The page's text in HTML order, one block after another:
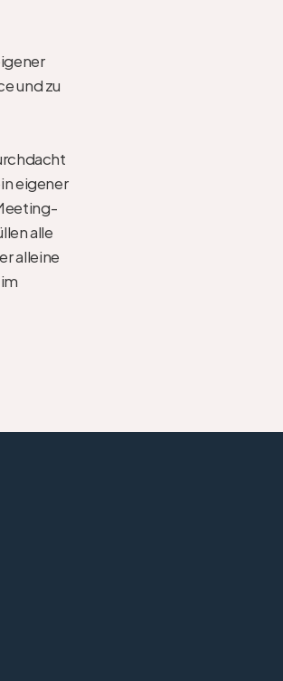
und zu
eigener
alle
alleine